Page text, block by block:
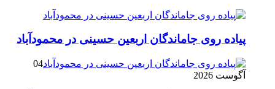
پیاده روی جاماندگان اربعین حسینی در محمودآباد
04
آگوست 2026